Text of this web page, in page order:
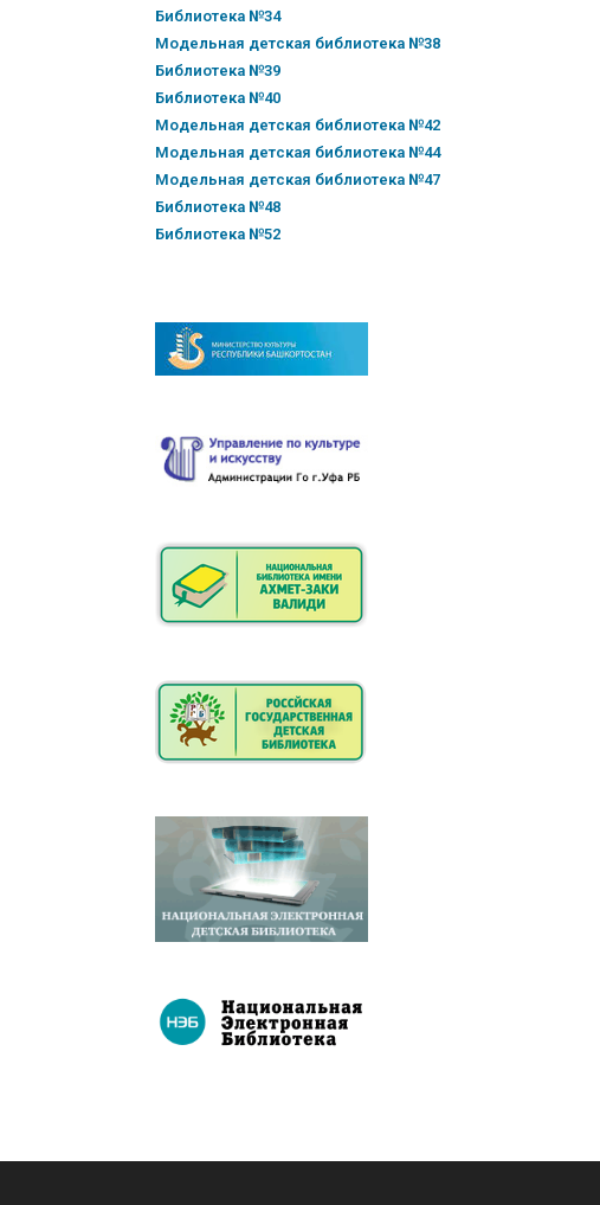
Библиотека №34
Модельная детская библиотека №38
Библиотека №39
Библиотека №40
Модельная детская библиотека №42
Модельная детская библиотека №44
Модельная детская библиотека №47
Библиотека №48
Библиотека №52